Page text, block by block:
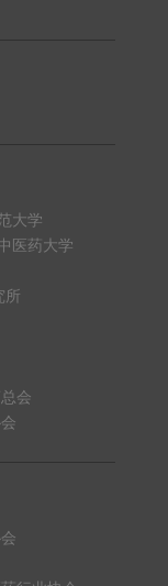
大学
医药大学
所
会